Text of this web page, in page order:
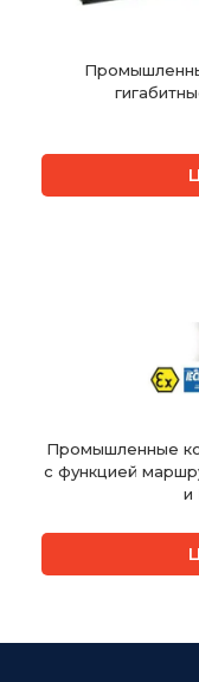
Промышленные
с функцией
и